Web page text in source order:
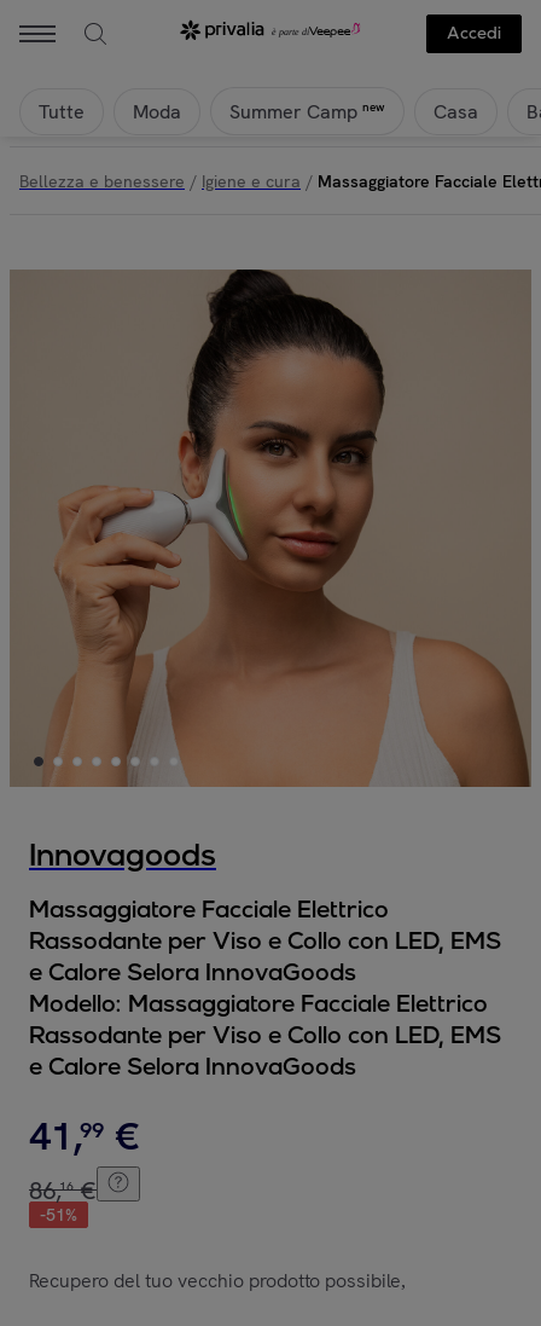
Accedi
Tutte Moda Summer Camp new Casa
Bellezza e benessere / Igiene e cura / Massaggiatore Facciale
Innovagoods
Massaggiatore Facciale Elettrico
Rassodante per Viso e Collo con LED, EMS
e Calore Selora InnovaGoods
Modello: Massaggiatore Facciale Elettrico
Rassodante per Viso e Collo con LED, EMS
e Calore Selora InnovaGoods
41,99 €
86,16 €
-51%
Recupero del tuo vecchio prodotto possibile,